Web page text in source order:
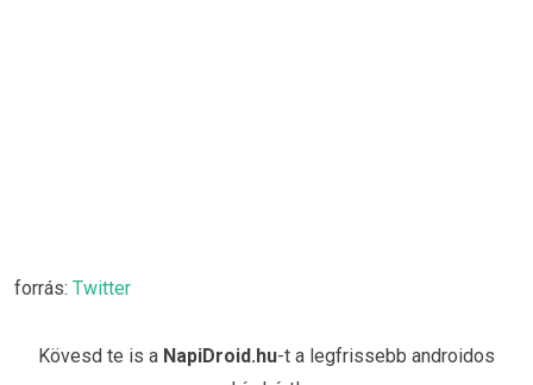
forrás: Twitter
Kövesd te is a NapiDroid.hu-t a legfrissebb androidos